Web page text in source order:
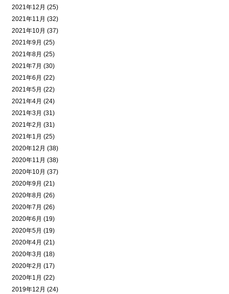
2021年12月 (25)
2021年11月 (32)
2021年10月 (37)
2021年9月 (25)
2021年8月 (25)
2021年7月 (30)
2021年6月 (22)
2021年5月 (22)
2021年4月 (24)
2021年3月 (31)
2021年2月 (31)
2021年1月 (25)
2020年12月 (38)
2020年11月 (38)
2020年10月 (37)
2020年9月 (21)
2020年8月 (26)
2020年7月 (26)
2020年6月 (19)
2020年5月 (19)
2020年4月 (21)
2020年3月 (18)
2020年2月 (17)
2020年1月 (22)
2019年12月 (24)